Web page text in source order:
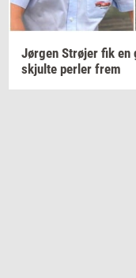
Jør­gen Strø­jer fik en
skjul­te per­ler frem